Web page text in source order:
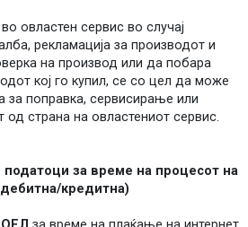
овластен сервис во случај
рекламација за производот и
на производ или да побара
кој го купил, се со цел да може
за поправка, сервисирање или
од страна на овластениот сервис.
податоци за време на процесот на
кредитна)